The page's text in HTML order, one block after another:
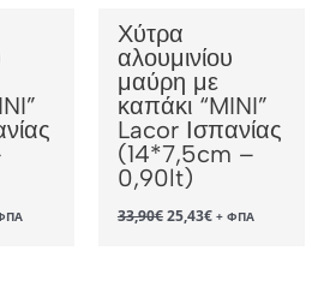
Χύτρα
αλουμινίου
μαύρη με
καπάκι “MINI”
Lacor Ισπανίας
(14*7,5cm –
0,90lt)
33,90€Original
price
25,43€Η+ ΦΠΑ